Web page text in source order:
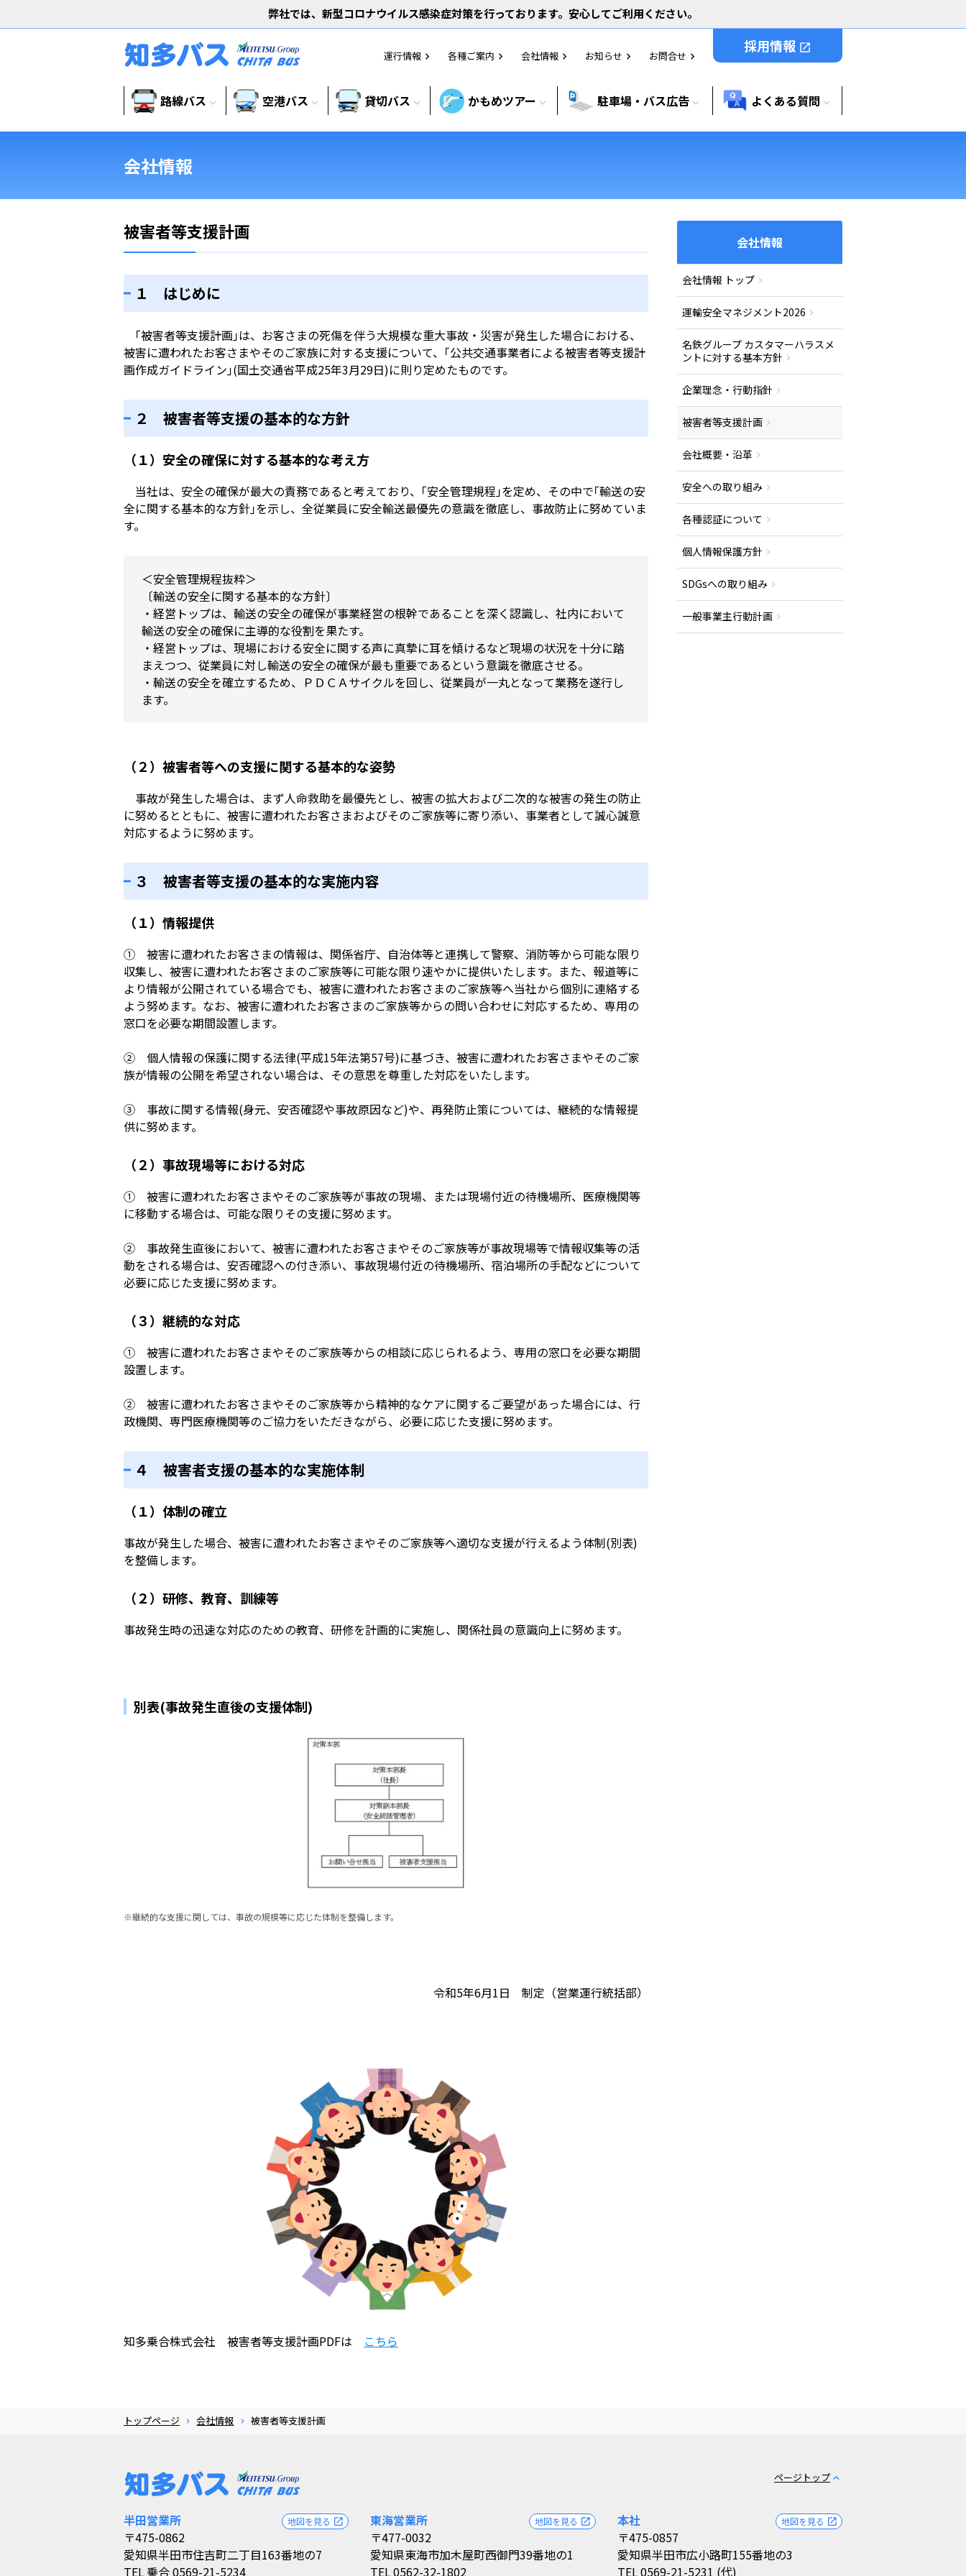
弊社では、新型コロナウイルス感染症対策を行っております。安心してご利用ください。
運行情報 chevron_right 各種ご案内 chevron_right 会社情報 chevron_right お知らせ chevron_right お問合せ chevron_right
採用情報 open_in_new
路線バス expand_more 空港バス expand_more 貸切バス expand_more かもめツアー expand_more 駐車場・バス広告expand_more よくある質問 expand_more
会社情報
被害者等支援計画
１ はじめに
｢被害者等支援計画｣は、お客さまの死傷を伴う大規模な重大事故・災害が発生した場合における、
被害に遭われたお客さまやそのご家族に対する支援について、｢公共交通事業者による被害者等支援計
画作成ガイドライン｣(国土交通省平成25年3月29日)に則り定めたものです。
２ 被害者等支援の基本的な方針
（１）安全の確保に対する基本的な考え方
当社は、安全の確保が最大の責務であると考えており、｢安全管理規程｣を定め、その中で｢輸送の安
全に関する基本的な方針｣を示し、全従業員に安全輸送最優先の意識を徹底し、事故防止に努めていま
す。
＜安全管理規程抜粋＞
〔輸送の安全に関する基本的な方針〕
・経営トップは、輸送の安全の確保が事業経営の根幹であることを深く認識し、社内において
輸送の安全の確保に主導的な役割を果たす。
・経営トップは、現場における安全に関する声に真摯に耳を傾けるなど現場の状況を十分に踏
まえつつ、従業員に対し輸送の安全の確保が最も重要であるという意識を徹底させる。
・輸送の安全を確立するため、ＰＤＣＡサイクルを回し、従業員が一丸となって業務を遂行し
ます。
（２）被害者等への支援に関する基本的な姿勢
事故が発生した場合は、まず人命救助を最優先とし、被害の拡大および二次的な被害の発生の防止
に努めるとともに、被害に遭われたお客さまおよびそのご家族等に寄り添い、事業者として誠心誠意
対応するように努めます。
３ 被害者等支援の基本的な実施内容
（１）情報提供
① 被害に遭われたお客さまの情報は、関係省庁、自治体等と連携して警察、消防等から可能な限り
収集し、被害に遭われたお客さまのご家族等に可能な限り速やかに提供いたします。また、報道等に
より情報が公開されている場合でも、被害に遭われたお客さまのご家族等へ当社から個別に連絡する
よう努めます。なお、被害に遭われたお客さまのご家族等からの問い合わせに対応するため、専用の
窓口を必要な期間設置します。
② 個人情報の保護に関する法律(平成15年法第57号)に基づき、被害に遭われたお客さまやそのご家
族が情報の公開を希望されない場合は、その意思を尊重した対応をいたします。
③ 事故に関する情報(身元、安否確認や事故原因など)や、再発防止策については、継続的な情報提
供に努めます。
（２）事故現場等における対応
① 被害に遭われたお客さまやそのご家族等が事故の現場、または現場付近の待機場所、医療機関等
に移動する場合は、可能な限りその支援に努めます。
② 事故発生直後において、被害に遭われたお客さまやそのご家族等が事故現場等で情報収集等の活
動をされる場合は、安否確認への付き添い、事故現場付近の待機場所、宿泊場所の手配などについて
必要に応じた支援に努めます。
（３）継続的な対応
① 被害に遭われたお客さまやそのご家族等からの相談に応じられるよう、専用の窓口を必要な期間
設置します。
② 被害に遭われたお客さまやそのご家族等から精神的なケアに関するご要望があった場合には、行
政機関、専門医療機関等のご協力をいただきながら、必要に応じた支援に努めます。
４ 被害者支援の基本的な実施体制
（１）体制の確立
事故が発生した場合、被害に遭われたお客さまやそのご家族等へ適切な支援が行えるよう体制(別表)
を整備します。
（２）研修、教育、訓練等
事故発生時の迅速な対応のための教育、研修を計画的に実施し、関係社員の意識向上に努めます。
別表(事故発生直後の支援体制)
※継続的な支援に関しては、事故の規模等に応じた体制を整備します。
令和5年6月1日 制定（営業運行統括部）
知多乗合株式会社 被害者等支援計画PDFは こちら
会社情報
会社情報 トップ
運輸安全マネジメント2026
名鉄グループ カスタマーハラスメ
ントに対する基本方針
企業理念・行動指針
被害者等支援計画
会社概要・沿革
安全への取り組み
各種認証について
個人情報保護方針
SDGsへの取り組み
一般事業主行動計画
トップページ 会社情報 被害者等支援計画
ページトップ expand_less
半田営業所
〒475-0862
愛知県半田市住吉町二丁目163番地の7
地図を見る open_in_new
TEL 乗合 0569-21-5234
東海営業所
〒477-0032
愛知県東海市加木屋町西御門39番地の1
地図を見る open_in_new
TEL0562-32-1802
本社
〒475-0857
愛知県半田市広小路町155番地の3
地図を見る open_in_new
TEL0569-21-5231 (代)